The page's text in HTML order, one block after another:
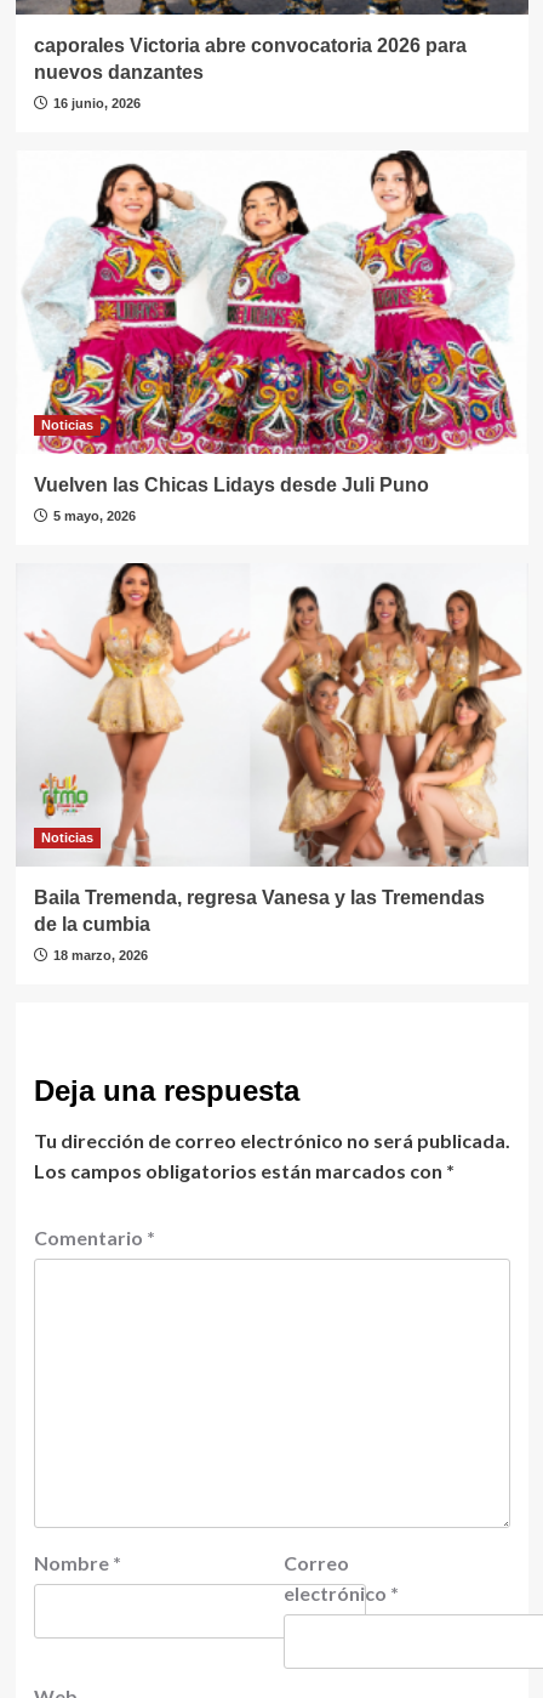
caporales Victoria abre convocatoria 2026 para
nuevos danzantes
16 junio, 2026
Noticias
Vuelven las Chicas Lidays desde Juli Puno
5 mayo, 2026
Noticias
Baila Tremenda, regresa Vanesa y las Tremendas
de la cumbia
18 marzo, 2026
Deja una respuesta
Tu dirección de correo electrónico no será publicada.
Los campos obligatorios están marcados con *
Comentario *
Nombre *
Correo
electrónico *